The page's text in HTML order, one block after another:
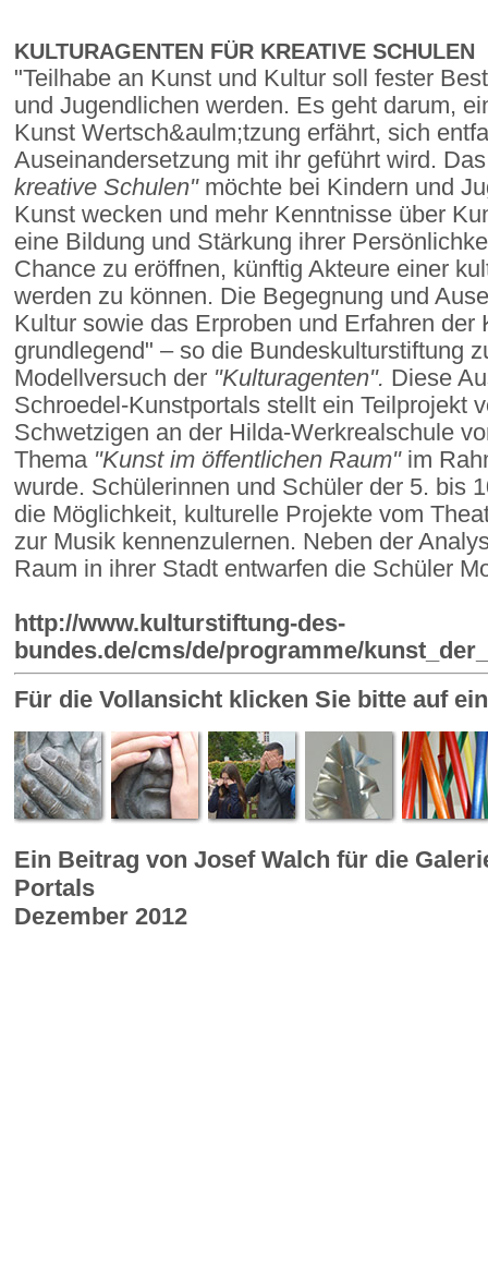
KULTURAGENTEN FÜR KREATIVE SCHULEN
"Teilhabe an Kunst und Kultur soll fester
und Jugendlichen werden. Es geht darum,
Kunst Wertsch&aulm;tzung erfährt, sich
Auseinandersetzung mit ihr geführt wird.
kreative Schulen" möchte bei Kindern und
Kunst wecken und mehr Kenntnisse über
eine Bildung und Stärkung ihrer
Chance zu eröffnen, künftig Akteure einer
werden zu können. Die Begegnung und
Kultur sowie das Erproben und Erfahren der
grundlegend" – so die Bundeskulturstiftung
Modellversuch der "Kulturagenten". Diese
Schroedel-Kunstportals stellt ein Teilprojekt
Schwetzigen an der Hilda-Werkrealschule
Thema "Kunst im öffentlichen Raum" im
wurde. Schülerinnen und Schüler der 5. bis
die Möglichkeit, kulturelle Projekte vom
zur Musik kennenzulernen. Neben der
Raum in ihrer Stadt entwarfen die Schüler
http://www.kulturstiftung-des-
bundes.de/cms/de/programme/
Für die Vollansicht klicken Sie bitte auf
Ein Beitrag von Josef Walch für die
Portals
Dezember 2012